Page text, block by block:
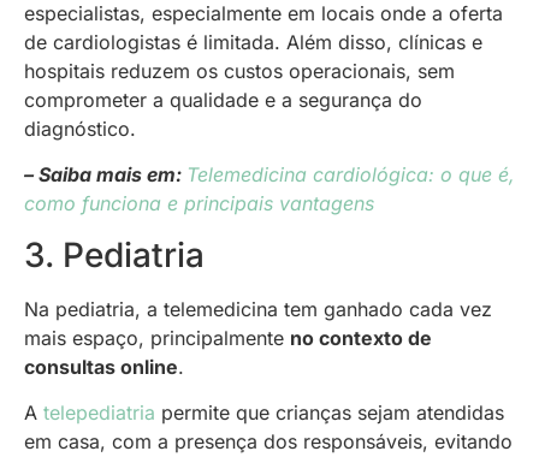
especialistas, especialmente em locais onde a oferta
de cardiologistas é limitada. Além disso, clínicas e
hospitais reduzem os custos operacionais, sem
comprometer a qualidade e a segurança do
diagnóstico.
– Saiba mais em: Telemedicina cardiológica: o que é,
como funciona e principais vantagens
3. Pediatria
Na pediatria, a telemedicina tem ganhado cada vez
mais espaço, principalmente no contexto de
consultas online.
A telepediatria permite que crianças sejam atendidas
em casa, com a presença dos responsáveis, evitando